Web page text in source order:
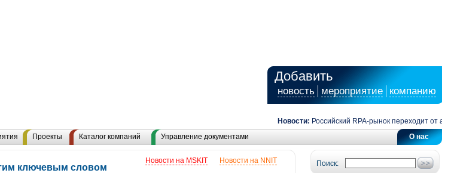
Добавить
новость мероприятие компанию
Новости: Российский RPA-рынок переходит от
О нас
Проекты Каталог компаний Управление документами
Поиск:
Новости на NNIT
Новости на MSKIT
ключевым словом